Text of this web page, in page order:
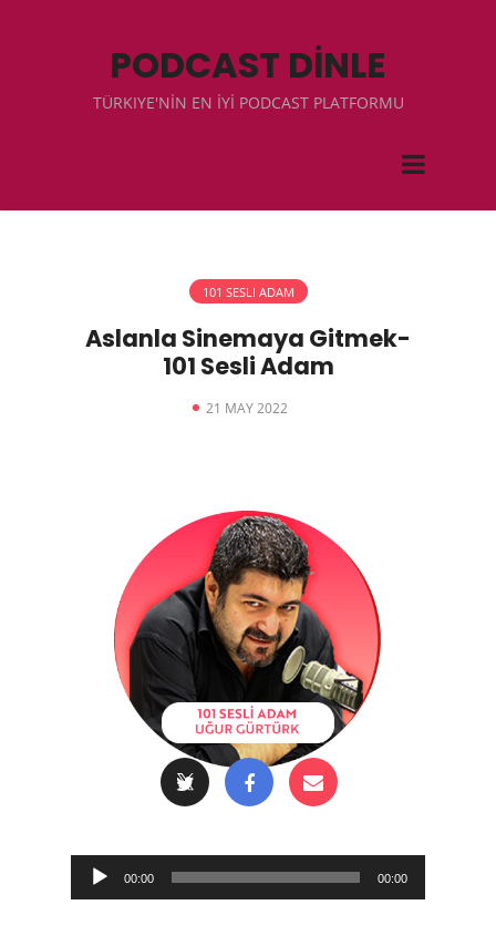
PODCAST DİNLE
TÜRKIYE'NİN EN İYİ PODCAST PLATFORMU
101 SESLI ADAM
Aslanla Sinemaya Gitmek-
101 Sesli Adam
21 MAY 2022
Audio
Player
00:00 00:00